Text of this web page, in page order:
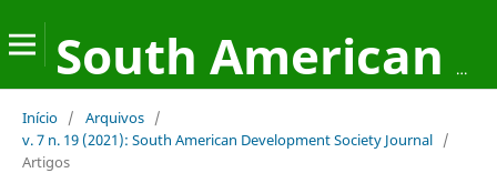
South American Development Society Journal
Início / Arquivos /
v. 7 n. 19 (2021): South American Development Society Journal /
Artigos